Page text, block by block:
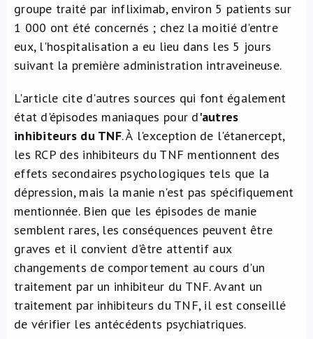
groupe traité par infliximab, environ 5 patients sur
1 000 ont été concernés ; chez la moitié d'entre
eux, l'hospitalisation a eu lieu dans les 5 jours
suivant la première administration intraveineuse.
L'article cite d'autres sources qui font également
état d'épisodes maniaques pour d'autres
inhibiteurs du TNF. À l'exception de l'étanercept,
les RCP des inhibiteurs du TNF mentionnent des
effets secondaires psychologiques tels que la
dépression, mais la manie n'est pas spécifiquement
mentionnée. Bien que les épisodes de manie
semblent rares, les conséquences peuvent être
graves et il convient d'être attentif aux
changements de comportement au cours d'un
traitement par un inhibiteur du TNF. Avant un
traitement par inhibiteurs du TNF, il est conseillé
de vérifier les antécédents psychiatriques.